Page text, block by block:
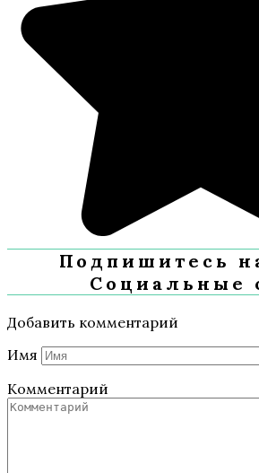
Подпишитесь
Социальные
Добавить комментарий
Имя
Комментарий